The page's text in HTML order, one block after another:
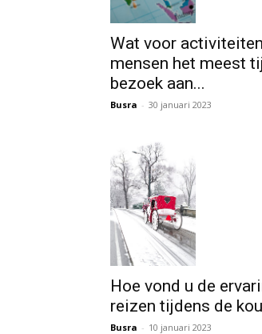
Wat voor
mensen het meest
bezoek aan...
Busra - 30 januari 2023
Hoe vond u de
reizen tijdens de
Busra - 10 januari 2023